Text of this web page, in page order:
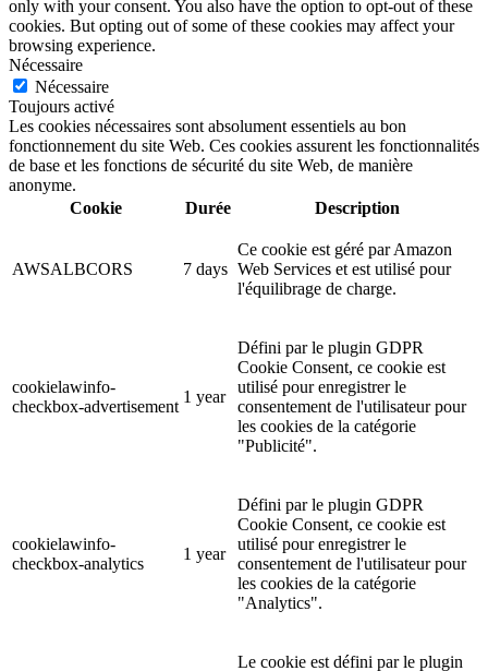
only with your consent. You also have the option to opt-out of these
cookies. But opting out of some of these cookies may affect your
browsing experience.
Nécessaire
Nécessaire
Toujours activé
Les cookies nécessaires sont absolument essentiels au bon
fonctionnement du site Web. Ces cookies assurent les fonctionnalités
de base et les fonctions de sécurité du site Web, de manière
anonyme.
Cookie
Durée Description
AWSALBCORS 7 days
Ce cookie est géré par Amazon
Web Services et est utilisé pour
l'équilibrage de charge.
cookielawinfo-
checkbox-advertisement
1 year
Défini par le plugin GDPR
Cookie Consent, ce cookie est
utilisé pour enregistrer le
consentement de l'utilisateur pour
les cookies de la catégorie
"Publicité".
cookielawinfo-
checkbox-analytics
1 year
Défini par le plugin GDPR
Cookie Consent, ce cookie est
utilisé pour enregistrer le
consentement de l'utilisateur pour
les cookies de la catégorie
"Analytics".
Le cookie est défini par le plugin